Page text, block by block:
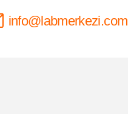
info@labmerkezi.com